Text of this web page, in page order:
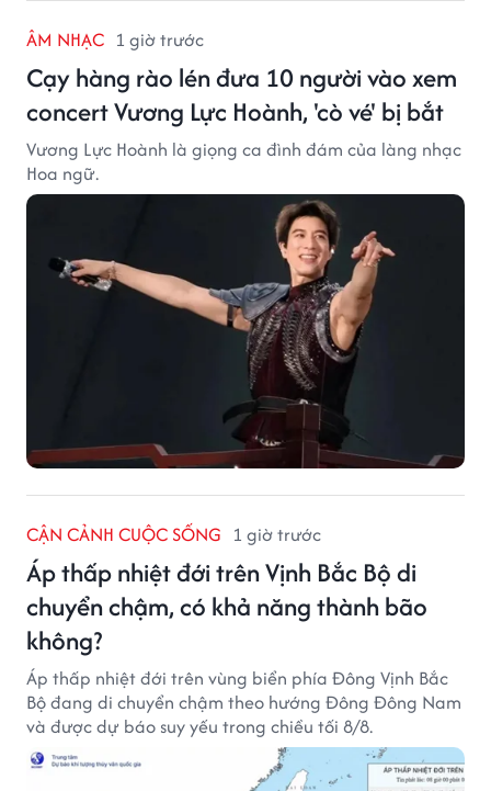
ÂM NHẠC 1 giờ trước
Cạy hàng rào lén đưa 10 người vào xem
concert Vương Lực Hoành, 'cò vé' bị bắt
Vương Lực Hoành là giọng ca đình đám của làng nhạc
Hoa ngữ.
CẬN CẢNH CUỘC SỐNG 1 giờ trước
Áp thấp nhiệt đới trên Vịnh Bắc Bộ di
chuyển chậm, có khả năng thành bão
không?
Áp thấp nhiệt đới trên vùng biển phía Đông Vịnh Bắc
Bộ đang di chuyển chậm theo hướng Đông Đông Nam
và được dự báo suy yếu trong chiều tối 8/8.